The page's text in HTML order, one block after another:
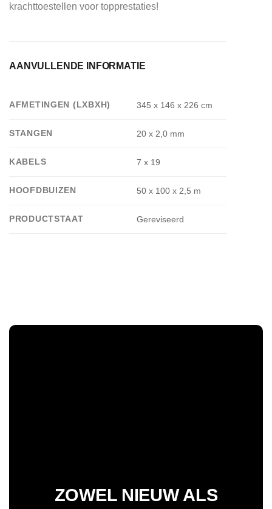
krachttoestellen voor topprestaties!
AANVULLENDE INFORMATIE
AFMETINGEN (LXBXH) 345 x 146 x 226 cm
STANGEN 20 x 2,0 mm
KABELS 7 x 19
HOOFDBUIZEN 50 x 100 x 2,5 m
PRODUCTSTAAT Gereviseerd
ZOWEL NIEUW ALS